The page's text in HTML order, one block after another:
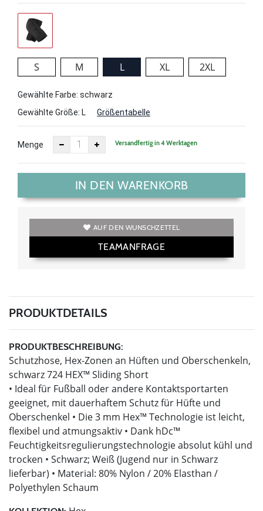
S M L XL 2XL
Gewählte Farbe: schwarz
Gewählte Größe: L Größentabelle
Menge Versandfertig in 4 Werktagen
IN DEN WARENKORB
AUF DEN WUNSCHZETTEL
TEAMANFRAGE
PRODUKTDETAILS
PRODUKTBESCHREIBUNG:
Schutzhose, Hex-Zonen an Hüften und Oberschenkeln,
schwarz 724 HEX™ Sliding Short
• Ideal für Fußball oder andere Kontaktsportarten
geeignet, mit dauerhaftem Schutz für Hüfte und
Oberschenkel • Die 3 mm Hex™ Technologie ist leicht,
flexibel und atmungsaktiv • Dank hDc™
Feuchtigkeitsregulierungstechnologie absolut kühl und
trocken • Schwarz; Weiß (Jugend nur in Schwarz
lieferbar) • Material: 80% Nylon / 20% Elasthan /
Polyethylen Schaum